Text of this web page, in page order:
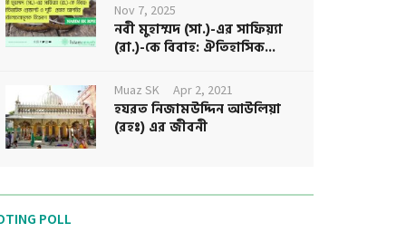
Nov 7, 2025
নবী মুহাম্মদ (সা.)-এর সাফিয়্যা
(রা.)-কে বিবাহ: ঐতিহাসিক...
Muaz SK Apr 2, 2021
হযরত নিজামউদ্দিন আউলিয়া
(রহঃ) এর জীবনী
POLL